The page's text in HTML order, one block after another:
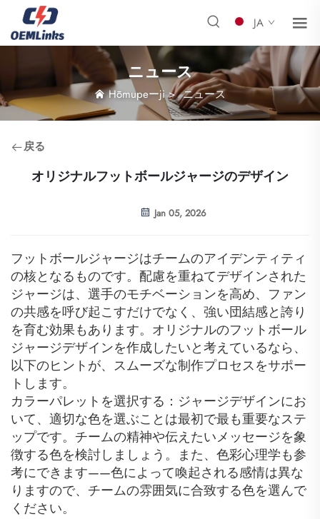
JA
ニュース
Hōmupeーji>ニュース
戻る
オリジナルフットボールジャージのデザイン
Jan 05, 2026
フットボールジャージはチームのアイデンティティ
の核となるものです。配慮を重ねてデザインされた
ジャージは、選手のモチベーションを高め、ファン
の共感を呼び起こすだけでなく、強い団結感と誇り
を育む効果もあります。オリジナルのフットボール
ジャージデザインを作成したいと考えているなら、
以下のヒントが、スムーズな制作プロセスをサポー
トします。
カラーパレットを選択する：ジャージデザインにお
いて、適切な色を選ぶことは最初で最も重要なステ
ップです。チームの精神や伝えたいメッセージを象
徴する色を検討しましょう。また、色彩心理学も参
考にできます——色によって喚起される感情は異な
りますので、チームの雰囲気に合致する色を選んで
ください。